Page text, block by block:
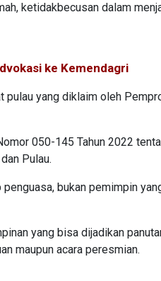
ketidakbecusan dalam
ke Kemendagri
pulau yang diklaim oleh
050-145 Tahun 2022
Pulau.
bukan pemimpin
yang bisa dijadikan
maupun acara peresmian.